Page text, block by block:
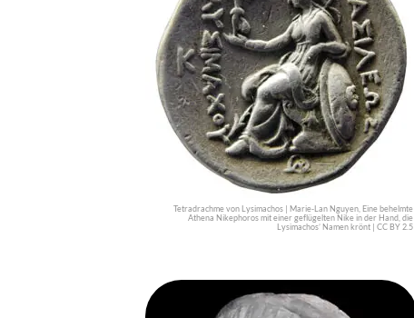
Tetradrachme von Lysimachos | Marie-Lan Nguyen, Eine behelmte
Athena Nikephoros mit einer geflügelten Nike in der Hand, die
Lysimachos’ Namen krönt | CC BY 2.5